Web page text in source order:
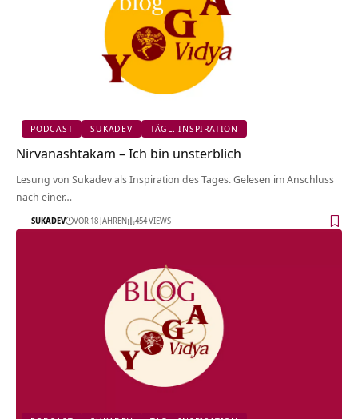
PODCAST SUKADEV TÄGL. INSPIRATION
Nirvanashtakam – Ich bin unsterblich
Lesung von Sukadev als Inspiration des Tages. Gelesen im Anschluss
nach einer…
SUKADEV VOR 18 JAHREN 454 VIEWS